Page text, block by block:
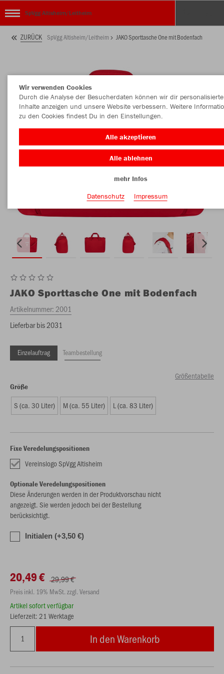
SpVgg Altisheim/Leitheim
ZURÜCK SpVgg Altisheim/Leitheim JAKO Sporttasche One mit Bodenfach
JAKO Sporttasche One mit Bodenfach
Artikelnummer: 2001
Lieferbar bis 2031
Einzelauftrag Teambestellung
Größentabelle
Größe
S (ca. 30 Liter) M (ca. 55 Liter) L (ca. 83 Liter)
Fixe Veredelungspositionen
Vereinslogo SpVgg Altisheim
Optionale Veredelungspositionen
Diese Änderungen werden in der Produktvorschau nicht
angezeigt. Sie werden jedoch bei der Bestellung
berücksichtigt.
Initialen (+3,50 €)
20,49 € 29,99 €
Preis inkl. 19% MwSt. zzgl. Versand
Artikel sofort verfügbar
Lieferzeit: 21 Werktage
In den Warenkorb
Wir verwenden Cookies
Durch die Analyse der Besucherdaten können wir dir personalisierte
Inhalte anzeigen und unsere Website verbessern. Weitere
zu den Cookies findest Du in den Einstellungen.
Alle akzeptieren
Alle ablehnen
mehr Infos
Datenschutz
Impressum